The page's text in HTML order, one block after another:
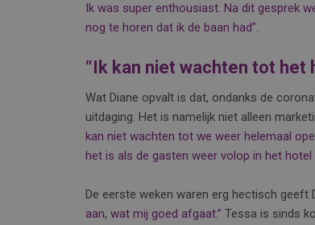
Ik was super enthousiast. Na dit gesprek
nog te horen dat ik de baan had”.
“Ik kan niet wachten tot het
Wat Diane opvalt is dat, ondanks de
uitdaging. Het is namelijk niet alleen
kan niet wachten tot we weer helemaal
het is als de gasten weer volop in het hotel
De eerste weken waren erg hectisch geeft
aan, wat mij goed afgaat.” Tessa is sinds